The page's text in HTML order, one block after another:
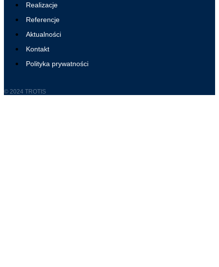
Realizacje
Referencje
Aktualności
Kontakt
Polityka prywatności
© 2024 TROTIS